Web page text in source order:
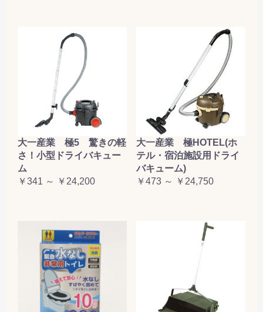
大一産業 極5 驚きの軽
さ！小型ドライバキュー
ム
￥341 ～ ￥24,200
大一産業 極HOTEL(ホ
テル・宿泊施設用ドライ
バキューム)
￥473 ～ ￥24,750